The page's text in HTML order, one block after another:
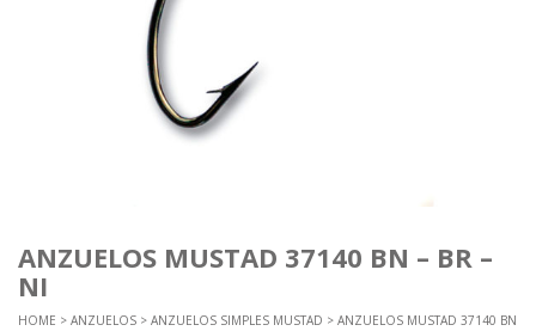
ANZUELOS MUSTAD 37140 BN – BR –
NI
HOME > ANZUELOS > ANZUELOS SIMPLES MUSTAD > ANZUELOS MUSTAD 37140 BN